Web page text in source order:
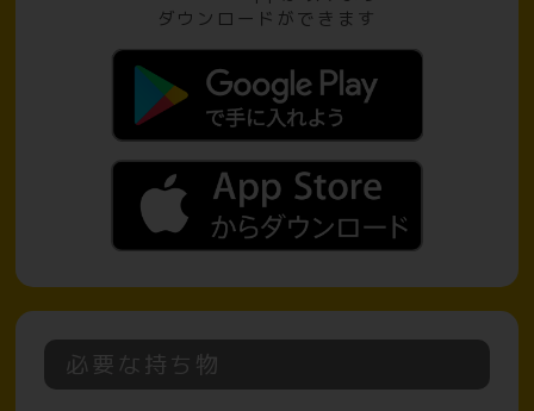
ダウンロードができます
必要な持ち物